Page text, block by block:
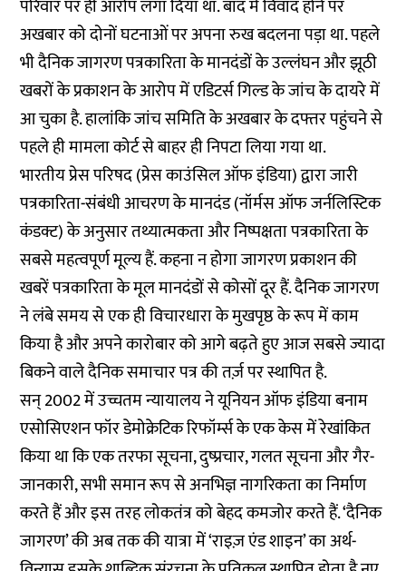
परिवार पर ही आरोप लगा दिया था. बाद में विवाद होने पर
अखबार को दोनों घटनाओं पर अपना रुख बदलना पड़ा था. पहले
भी दैनिक जागरण पत्रकारिता के मानदंडों के उल्लंघन और झूठी
खबरों के प्रकाशन के आरोप में एडिटर्स गिल्ड के जांच के दायरे में
आ चुका है. हालांकि जांच समिति के अखबार के दफ्तर पहुंचने से
पहले ही मामला कोर्ट से बाहर ही निपटा लिया गया था.
भारतीय प्रेस परिषद (प्रेस काउंसिल ऑफ इंडिया) द्वारा जारी
पत्रकारिता-संबंधी आचरण के मानदंड (नॉर्मस ऑफ जर्नलिस्टिक
कंडक्ट) के अनुसार तथ्यात्मकता और निष्पक्षता पत्रकारिता के
सबसे महत्वपूर्ण मूल्य हैं. कहना न होगा जागरण प्रकाशन की
खबरें पत्रकारिता के मूल मानदंडों से कोसों दूर हैं. दैनिक जागरण
ने लंबे समय से एक ही विचारधारा के मुखपृष्ठ के रूप में काम
किया है और अपने कारोबार को आगे बढ़ते हुए आज सबसे ज्यादा
बिकने वाले दैनिक समाचार पत्र की तर्ज़ पर स्थापित है.
सन् 2002 में उच्चतम न्यायालय ने यूनियन ऑफ इंडिया बनाम
एसोसिएशन फॉर डेमोक्रेटिक रिफॉर्म्स के एक केस में रेखांकित
किया था कि एक तरफा सूचना, दुष्प्रचार, गलत सूचना और गैर-
जानकारी, सभी समान रूप से अनभिज्ञ नागरिकता का निर्माण
करते हैं और इस तरह लोकतंत्र को बेहद कमजोर करते हैं. ‘दैनिक
जागरण’ की अब तक की यात्रा में ‘राइज़ एंड शाइन’ का अर्थ-